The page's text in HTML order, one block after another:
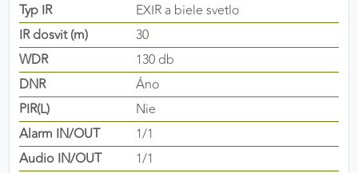
Typ IR
EXIR a biele svetlo
IR dosvit (m)
30
WDR
130 db
DNR
Áno
PIR(L)
Nie
Alarm IN/OUT
1/1
Audio IN/OUT
1/1
Poskytovateľ: Google